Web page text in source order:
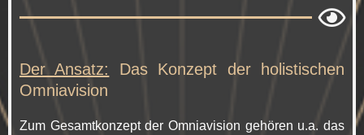
Der Ansatz:
Das Konzept der holistischen
Omniavision
Zum Gesamtkonzept der Omniavision gehören u.a. das